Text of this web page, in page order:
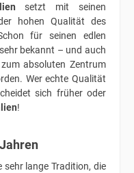
setzt mit seinen
hohen Qualität des
für seinen edlen
bekannt – und auch
absoluten Zentrum
Wer echte Qualität
sich früher oder
!
lange Tradition, die